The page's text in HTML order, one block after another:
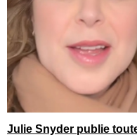
Julie Snyder publie